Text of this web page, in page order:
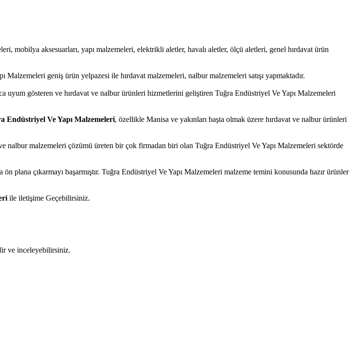
mobilya aksesuarları, yapı malzemeleri, elektrikli aletler, havalı aletler, ölçü aletleri, genel hırdavat ürün
Malzemeleri geniş ürün yelpazesi ile hırdavat malzemeleri, nalbur malzemeleri satışı yapmaktadır.
uyum gösteren ve hırdavat ve nalbur ürünleri hizmetlerini geliştiren Tuğra Endüstriyel Ve Yapı Malzemeleri
Endüstriyel Ve Yapı Malzemeleri, özellikle Manisa ve yakınları başta olmak üzere hırdavat ve nalbur ürünleri
nalbur malzemeleri çözümü üreten bir çok firmadan biri olan Tuğra Endüstriyel Ve Yapı Malzemeleri sektörde
çıkarmayı başarmıştır. Tuğra Endüstriyel Ve Yapı Malzemeleri malzeme temini konusunda hazır ürünler
ile iletişime Geçebilirsiniz.
ve inceleyebilirsiniz.